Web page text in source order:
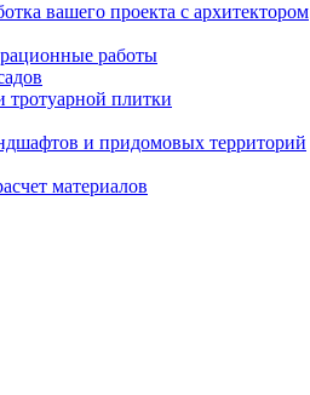
вашего проекта с архитектором
работы
тротуарной плитки
и придомовых территорий
материалов